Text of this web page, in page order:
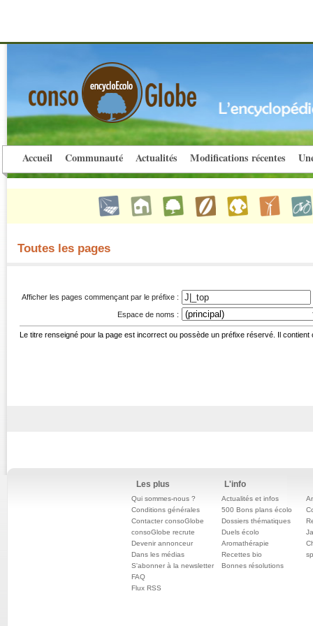
Accueil Communauté Actualités Modifications récentes
Toutes les pages
Afficher les pages commençant par le préfixe :
Espace de noms :
Le titre renseigné pour la page est incorrect ou possède un préfixe réservé. Il
Les plus
Qui sommes-nous ?
Conditions générales
Contacter consoGlobe
consoGlobe recrute
Devenir annonceur
Dans les médias
S'abonner à la newsletter
FAQ
Flux RSS
L'info
Actualités et infos
500 Bons plans écolo
Dossiers thématiques
Duels écolo
Aromathérapie
Recettes bio
Bonnes résolutions